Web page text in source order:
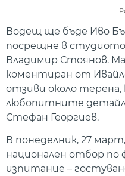
Водещ ще бъде Иво
посрещне в
Владимир Стоянов.
коментиран от
отзиви около терена,
любопитните
Стефан Георгиев.
В понеделник, 27
национален отбор по
изпитание –